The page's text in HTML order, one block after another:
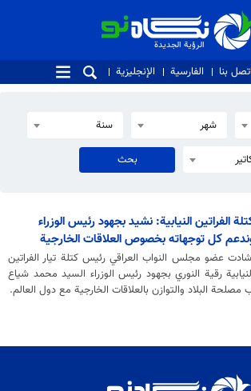
الجديدة
الرؤية الجديدة
اتصل بنا الفارسية الإنجليزية
شهر سنة
الفراتين النيابية: نشيد بجهود رئيس الوزراء
كل توجهاته بخصوص العلاقات الخارجية
عضو مجلس النواب العراقي رئيس كتلة تيار الفراتين
رقية النوري بجهود رئيس الوزراء السيد محمد شياع
البلاد والتوازن بالعلاقات الخارجية مع دول العالم.